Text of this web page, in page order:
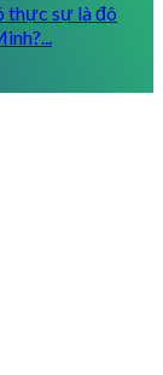
thực sự là đô